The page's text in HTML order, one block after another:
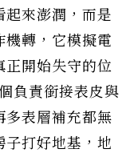
起來澎潤，而是
機轉，它模擬電
正開始失守的位
負責銜接表皮與
多表層補充都無
子打好地基，地